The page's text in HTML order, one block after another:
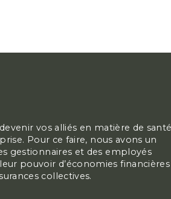
vos alliés en matière de santé
Pour ce faire, nous avons un
gestionnaires et des employés
pouvoir d’économies financières
collectives.